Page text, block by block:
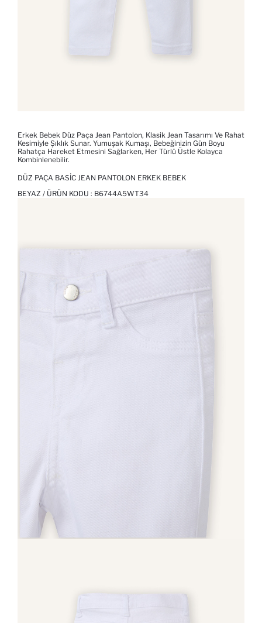
Erkek Bebek Düz Paça Jean Pantolon, Klasik Jean Tasarımı Ve Rahat
Kesimiyle Şıklık Sunar. Yumuşak Kumaşı, Bebeğinizin Gün Boyu
Rahatça Hareket Etmesini Sağlarken, Her Türlü Üstle Kolayca
Kombinlenebilir.
DÜZ PAÇA BASIC JEAN PANTOLON ERKEK BEBEK
BEYAZ / ÜRÜN KODU : B6744A5WT34